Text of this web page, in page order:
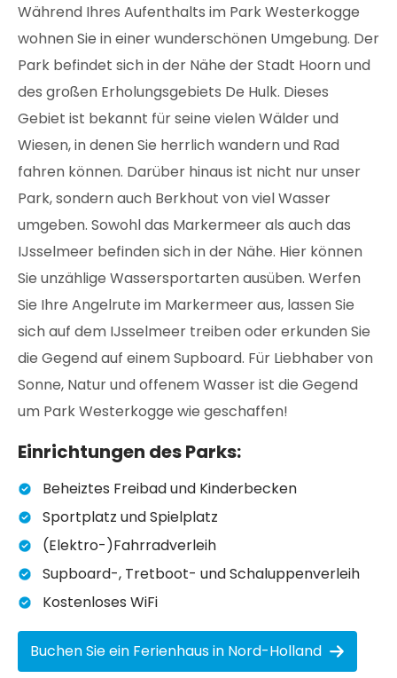
Während Ihres Aufenthalts im Park Westerkogge
wohnen Sie in einer wunderschönen Umgebung. Der
Park befindet sich in der Nähe der Stadt Hoorn und
des großen Erholungsgebiets De Hulk. Dieses
Gebiet ist bekannt für seine vielen Wälder und
Wiesen, in denen Sie herrlich wandern und Rad
fahren können. Darüber hinaus ist nicht nur unser
Park, sondern auch Berkhout von viel Wasser
umgeben. Sowohl das Markermeer als auch das
IJsselmeer befinden sich in der Nähe. Hier können
Sie unzählige Wassersportarten ausüben. Werfen
Sie Ihre Angelrute im Markermeer aus, lassen Sie
sich auf dem IJsselmeer treiben oder erkunden Sie
die Gegend auf einem Supboard. Für Liebhaber von
Sonne, Natur und offenem Wasser ist die Gegend
um Park Westerkogge wie geschaffen!
Einrichtungen des Parks:
Beheiztes Freibad und Kinderbecken
Sportplatz und Spielplatz
(Elektro-)Fahrradverleih
Supboard-, Tretboot- und Schaluppenverleih
Kostenloses WiFi
Buchen Sie ein Ferienhaus in Nord-Holland